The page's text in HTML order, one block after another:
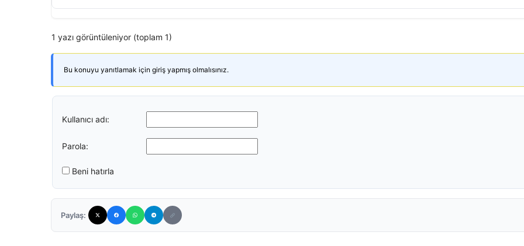
1 yazı görüntüleniyor (toplam 1)
Bu konuyu yanıtlamak için giriş yapmış olmalısınız.
Kullanıcı adı:
Parola:
Beni hatırla
Paylaş: